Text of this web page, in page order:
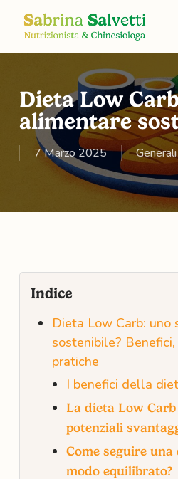
Dieta Low
alimentare
7 Marzo 2025 Generali
Indice
Dieta Low Carb:
sostenibile?
pratiche
I benefici della
La dieta Low
potenziali
Come seguire
modo equilibrato?